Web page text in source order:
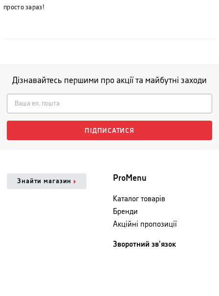
просто зараз!
Дізнавайтесь першими про акції та майбутні заходи
ПІДПИСАТИСЯ
Знайти магазин ProMenu
Каталог товарів
Бренди
Акційні пропозиції
Зворотний зв'язок